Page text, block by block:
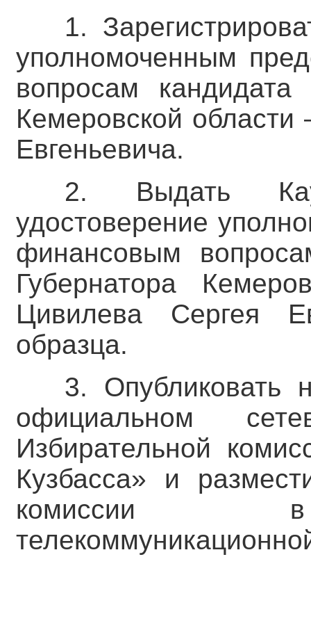
1.
уполномоченным
вопросам
Кемеровской
Евгеньевича.
2. Выдать
удостоверение
финансовым
Губернатора
Цивилева Сергея
образца.
3. Опубликовать
официальном
Избирательной
Кузбасса» и
комиссии в